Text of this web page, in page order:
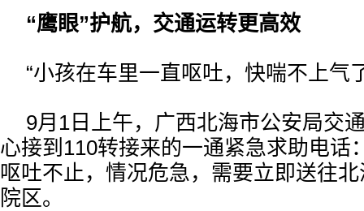
“鹰眼”护航，交通运转更高效
“小孩在车里一直呕吐，快喘不上气
9月1日上午，广西北海市公安局交
心接到110转接来的一通紧急求助电话
呕吐不止，情况危急，需要立即送往
院区。